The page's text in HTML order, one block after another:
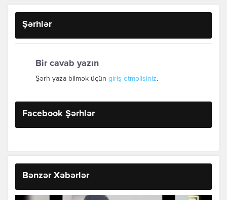
Şərhlər
Bir cavab yazın
Şərh yaza bilmək üçün giriş etməlisiniz.
Facebook Şərhlər
Bənzər Xəbərlər